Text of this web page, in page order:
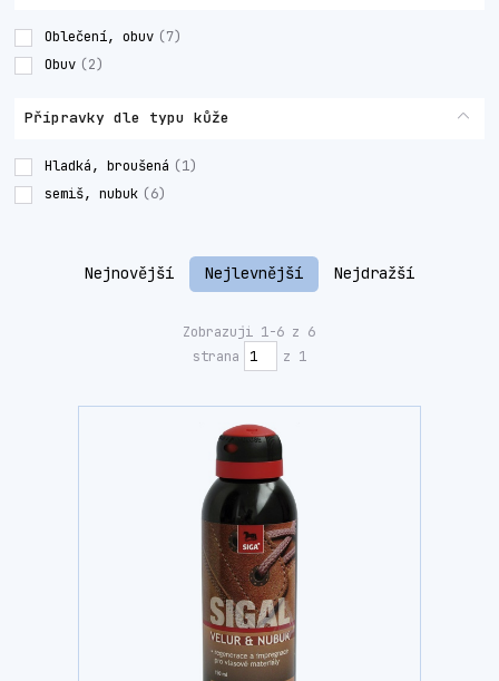
Oblečení, obuv (7)
Obuv (2)
Přípravky dle typu kůže
Hladká, broušená (1)
semiš, nubuk (6)
Nejnovější Nejlevnější Nejdražší
Zobrazuji 1-6 z 6
strana
z 1